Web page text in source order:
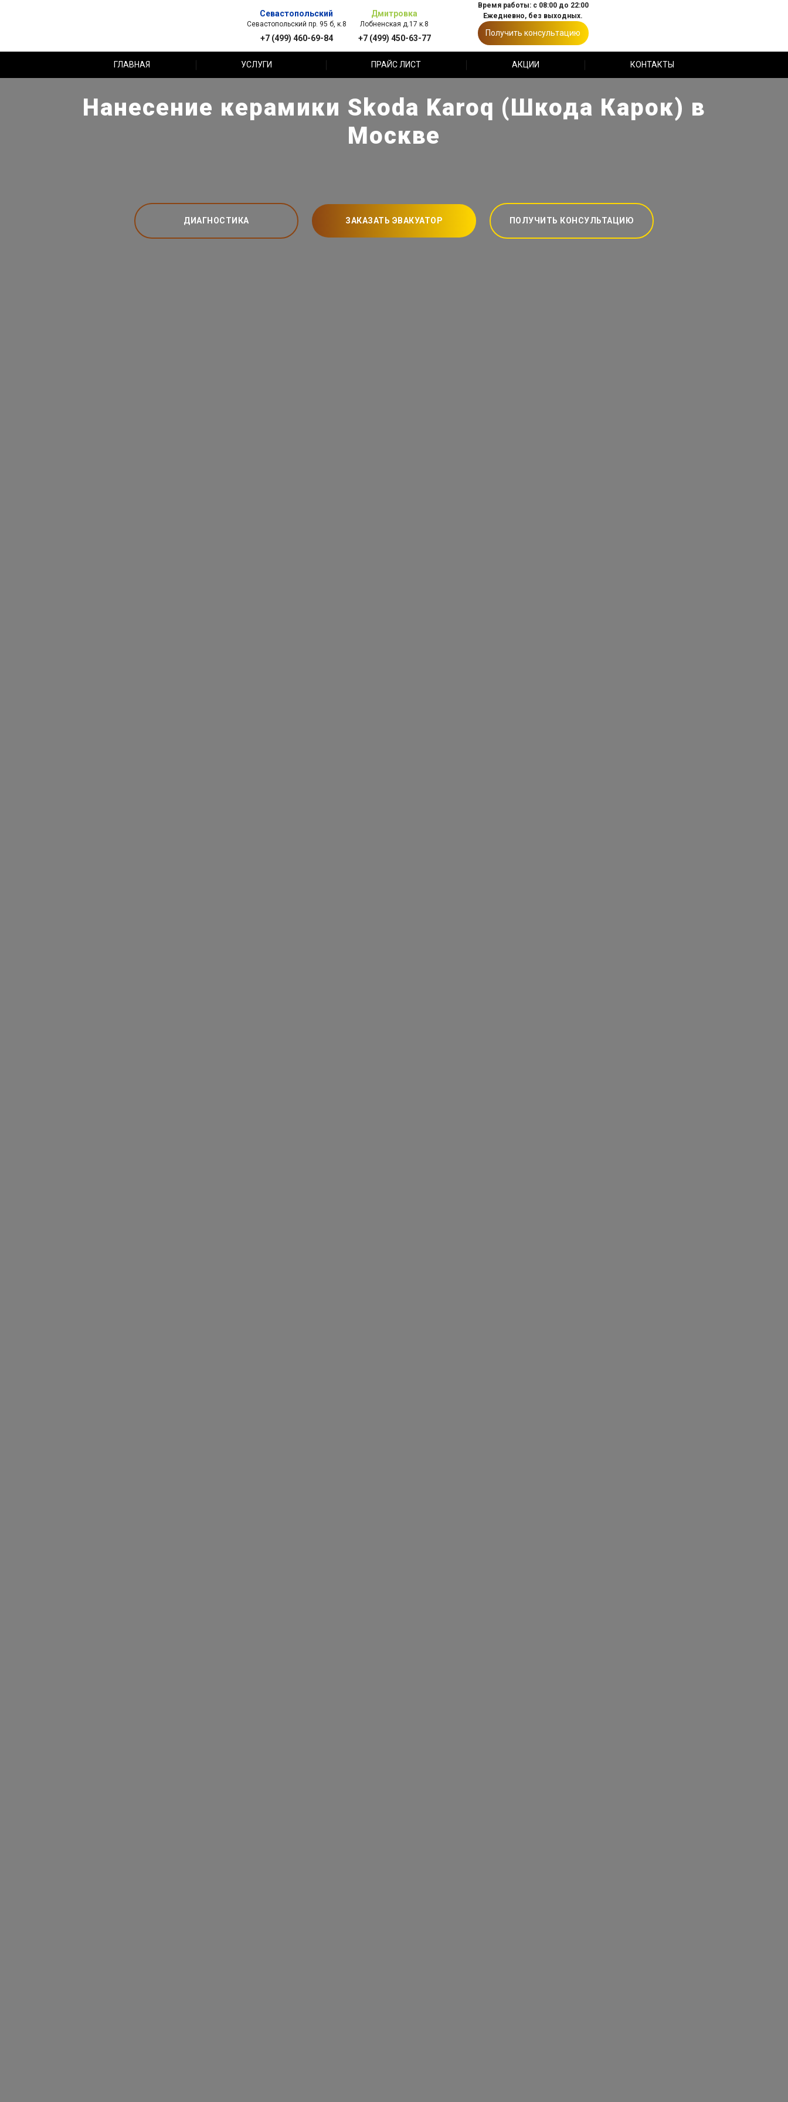
Севастопольский
Севастопольский пр. 95 б, к.8
+7 (499) 460-69-84
Дмитровка
Лобненская д.17 к.8
+7 (499) 450-63-77
Время работы: с 08:00 до 22:00
Ежедневно, без выходных.
Получить консультацию
ГЛАВНАЯ УСЛУГИ ПРАЙС ЛИСТ АКЦИИ КОНТАКТЫ
Нанесение керамики Skoda Karoq (Шкода Карок) в
Москве
ДИАГНОСТИКА ЗАКАЗАТЬ ЭВАКУАТОР ПОЛУЧИТЬ КОНСУЛЬТАЦИЮ